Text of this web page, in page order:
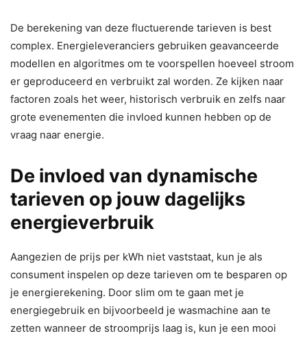
De berekening van deze fluctuerende tarieven is best
complex. Energieleveranciers gebruiken geavanceerde
modellen en algoritmes om te voorspellen hoeveel stroom
er geproduceerd en verbruikt zal worden. Ze kijken naar
factoren zoals het weer, historisch verbruik en zelfs naar
grote evenementen die invloed kunnen hebben op de
vraag naar energie.
De invloed van dynamische
tarieven op jouw dagelijks
energieverbruik
Aangezien de prijs per kWh niet vaststaat, kun je als
consument inspelen op deze tarieven om te besparen op
je energierekening. Door slim om te gaan met je
energiegebruik en bijvoorbeeld je wasmachine aan te
zetten wanneer de stroomprijs laag is, kun je een mooi